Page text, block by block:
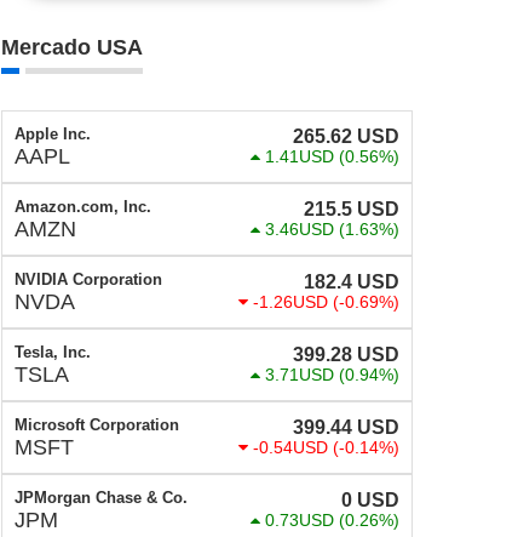
Mercado USA
Apple Inc.
AAPL
265.62 USD
1.41USD (0.56%)
Amazon.com, Inc.
AMZN
215.5 USD
3.46USD (1.63%)
NVIDIA Corporation
NVDA
182.4 USD
-1.26USD (-0.69%)
Tesla, Inc.
TSLA
399.28 USD
3.71USD (0.94%)
Microsoft Corporation
MSFT
399.44 USD
-0.54USD (-0.14%)
JPMorgan Chase & Co.
JPM
0 USD
0.73USD (0.26%)